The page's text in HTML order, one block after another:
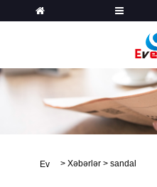
Ev > Xəbərlər > sandal